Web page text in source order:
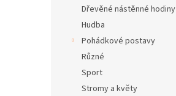
Dřevěné nástěnné hodiny
Hudba
Pohádkové postavy
Různé
Sport
Stromy a květy